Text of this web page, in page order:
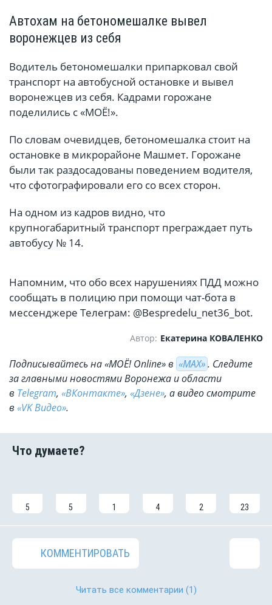
Автохам на бетономешалке вывел
воронежцев из себя
Водитель бетономешалки припарковал свой
транспорт на автобусной остановке и вывел
воронежцев из себя. Кадрами горожане
поделились с «МОЁ!».
По словам очевидцев, бетономешалка стоит на
остановке в микрорайоне Машмет. Горожане
были так раздосадованы поведением водителя,
что сфотографировали его со всех сторон.
На одном из кадров видно, что
крупногабаритный транспорт преграждает путь
автобусу № 14.
Напомним, что обо всех нарушениях ПДД можно
сообщать в полицию при помощи чат-бота в
мессенджере Телеграм: @Bespredelu_net36_bot.
Автор: Екатерина КОВАЛЕНКО
Подписывайтесь на «МОЁ! Online» в «МАХ». Cледите
за главными новостями Воронежа и области
в Telegram, «ВКонтакте», «Дзене», а видео смотрите
в «VK Видео».
5 5 1 4 2 23
КОММЕНТИРОВАТЬ
Читать все комментарии (1)